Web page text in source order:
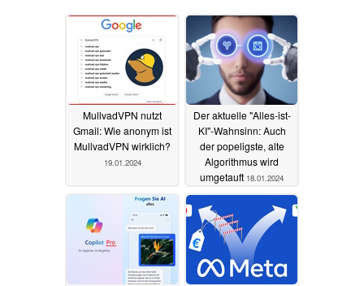
MullvadVPN nutzt
Gmail: Wie anonym ist
MullvadVPN wirklich?
19.01.2024
Der aktuelle "Alles-ist-
KI"-Wahnsinn: Auch
der popeligste, alte
Algorithmus wird
umgetauft 18.01.2024